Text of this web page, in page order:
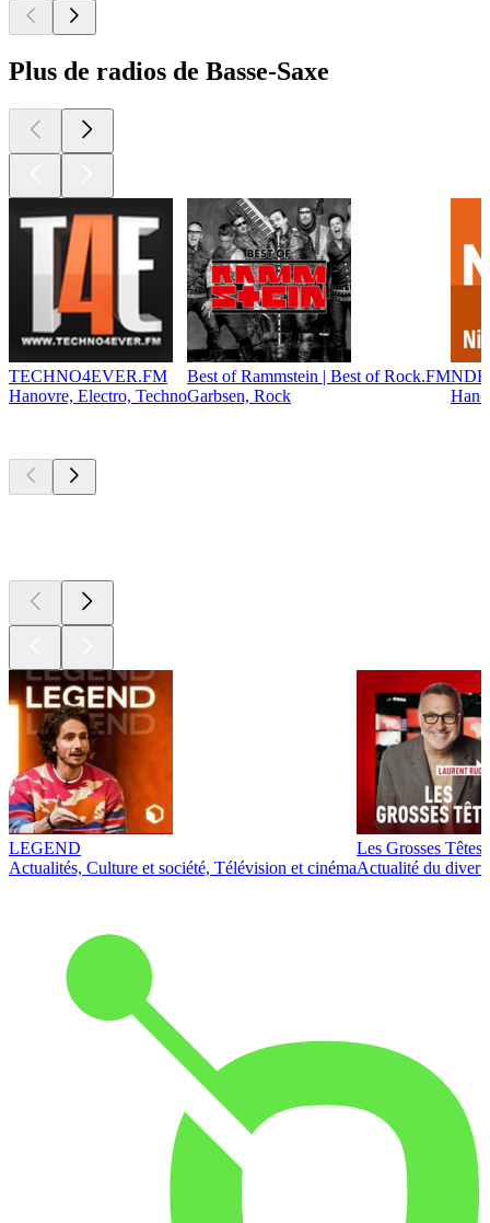
Plus de radios de Basse-Saxe
TECHNO4EVER.FM
Hanovre, Electro, Techno
Best of Rammstein | Best of Rock.FM
Garbsen, Rock
NDR
LEGEND
Actualités, Culture et société, Télévision et cinéma
Les Grosses Têtes
Actualité du